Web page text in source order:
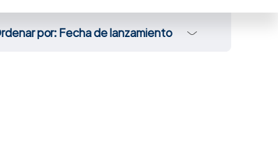
por Fecha de lanzamiento